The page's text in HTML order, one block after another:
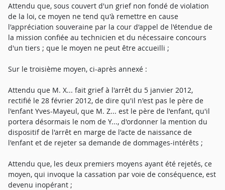
Attendu que, sous couvert d'un grief non fondé de violation
de la loi, ce moyen ne tend qu'à remettre en cause
l'appréciation souveraine par la cour d'appel de l'étendue de
la mission confiée au technicien et du nécessaire concours
d'un tiers ; que le moyen ne peut être accueilli ;
Sur le troisième moyen, ci-après annexé :
Attendu que M. X... fait grief à l'arrêt du 5 janvier 2012,
rectifié le 28 février 2012, de dire qu'il n'est pas le père de
l'enfant Yves-Mayeul, que M. Z... est le père de l'enfant, qu'il
portera désormais le nom de Y..., d'ordonner la mention du
dispositif de l'arrêt en marge de l'acte de naissance de
l'enfant et de rejeter sa demande de dommages-intérêts ;
Attendu que, les deux premiers moyens ayant été rejetés, ce
moyen, qui invoque la cassation par voie de conséquence, est
devenu inopérant ;